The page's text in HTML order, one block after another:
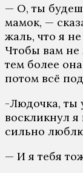
— О, ты
мамок, —
жаль, что я
Чтобы вам не
тем более
потом всё
-Людочка, ты
воскликнул
сильно
— И я тебя